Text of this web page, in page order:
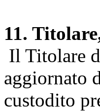
11.
Il Titolare
aggiornato
custodito